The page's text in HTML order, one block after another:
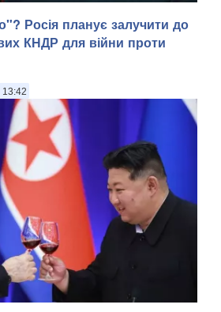
армія ліквідувала
полковника ЗС РФ Сергія Хвалова.
двічі служив у Сирії, сприяючи
Башара Асада, передають
це повідомив військовосл...
Росія планує залучити до
КНДР для війни проти
13:42